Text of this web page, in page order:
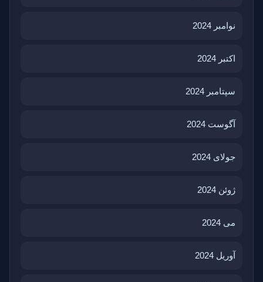
نوامبر 2024
اکتبر 2024
سپتامبر 2024
آگوست 2024
جولای 2024
ژوئن 2024
می 2024
آوریل 2024